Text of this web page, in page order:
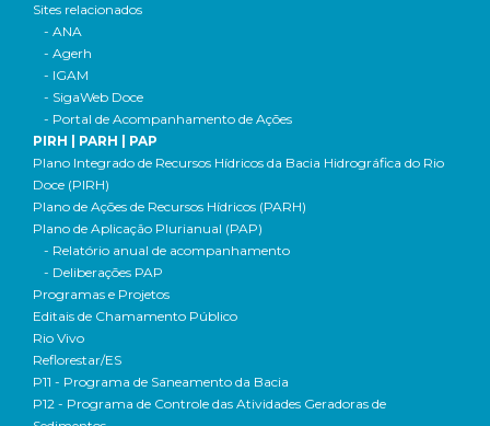
Sites relacionados
- ANA
- Agerh
- IGAM
- SigaWeb Doce
- Portal de Acompanhamento de Ações
PIRH | PARH | PAP
Plano Integrado de Recursos Hídricos da Bacia Hidrográfica do Rio
Doce (PIRH)
Plano de Ações de Recursos Hídricos (PARH)
Plano de Aplicação Plurianual (PAP)
- Relatório anual de acompanhamento
- Deliberações PAP
Programas e Projetos
Editais de Chamamento Público
Rio Vivo
Reflorestar/ES
P11 - Programa de Saneamento da Bacia
P12 - Programa de Controle das Atividades Geradoras de